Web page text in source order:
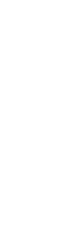
Test
30
La
Tests
5
tests